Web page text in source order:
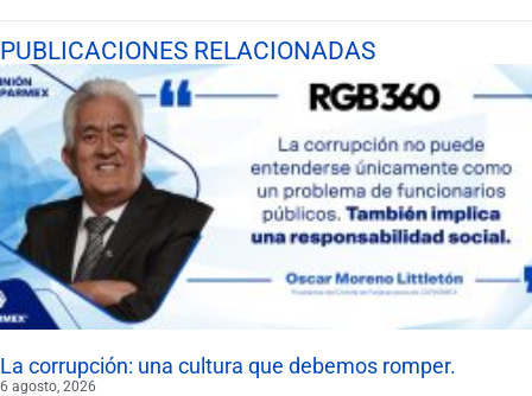
PUBLICACIONES RELACIONADAS
La corrupción: una cultura que debemos romper.
6 agosto, 2026